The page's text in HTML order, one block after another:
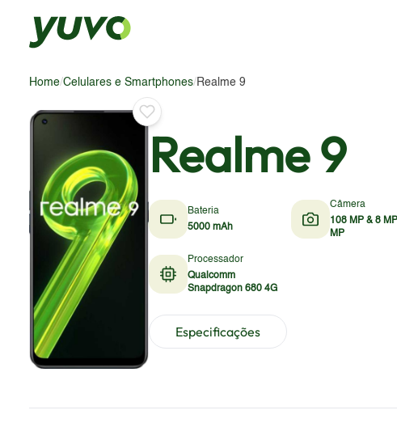
Home/Celulares e Smartphones/ Realme 9
Realme 9
Bateria
5000 mAh
Câmera
108 MP & 8
MP
Processador
Qualcomm
Snapdragon 680 4G
Especificações